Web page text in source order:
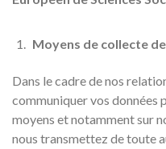
Moyens de collecte
Dans le cadre de nos
communiquer vos données
moyens et notamment sur
nous transmettez de toute